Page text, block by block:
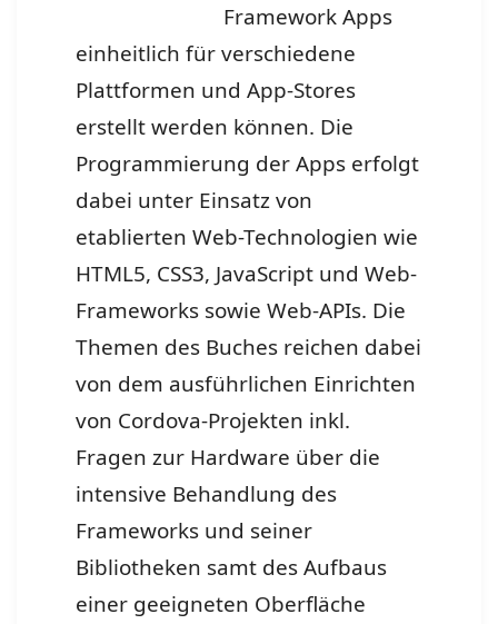
Framework Apps
einheitlich für verschiedene
Plattformen und App-Stores
erstellt werden können. Die
Programmierung der Apps erfolgt
dabei unter Einsatz von
etablierten Web-Technologien wie
HTML5, CSS3, JavaScript und Web-
Frameworks sowie Web-APIs. Die
Themen des Buches reichen dabei
von dem ausführlichen Einrichten
von Cordova-Projekten inkl.
Fragen zur Hardware über die
intensive Behandlung des
Frameworks und seiner
Bibliotheken samt des Aufbaus
einer geeigneten Oberfläche